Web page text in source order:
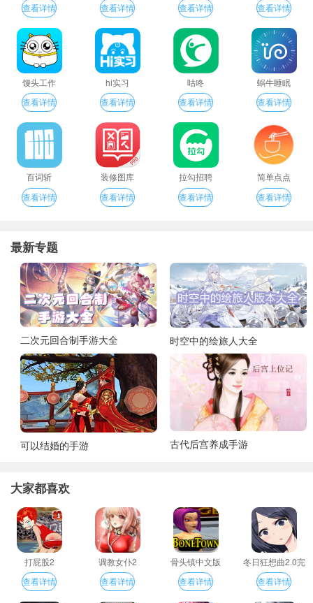
查看详情
查看详情
查看详情
查看详情
馒头工作
查看详情
hi实习
查看详情
咕咚
查看详情
蜗牛睡眠
查看详情
百词斩
查看详情
装修图库
查看详情
拉勾招聘
查看详情
简单点点
查看详情
最新专题
二次元回合制手游大全 时空中的绘旅人大全
可以结婚的手游 古代后宫养成手游
大家都喜欢
打屁股2
查看详情
调教女仆2
查看详情
骨头镇中文版
查看详情
冬日狂想曲2.0完
整汉化版
查看详情